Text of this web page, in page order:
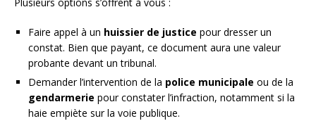
Plusieurs options s’offrent à vous :
Faire appel à un huissier de justice pour dresser un
constat. Bien que payant, ce document aura une valeur
probante devant un tribunal.
Demander l’intervention de la police municipale ou de la
gendarmerie pour constater l’infraction, notamment si la
haie empiète sur la voie publique.